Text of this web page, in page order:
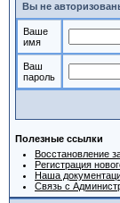
Вы не
Ваше
имя
Ваш
пароль
Полезные ссылки
Восстановление
Регистрация
Наша
Связь с